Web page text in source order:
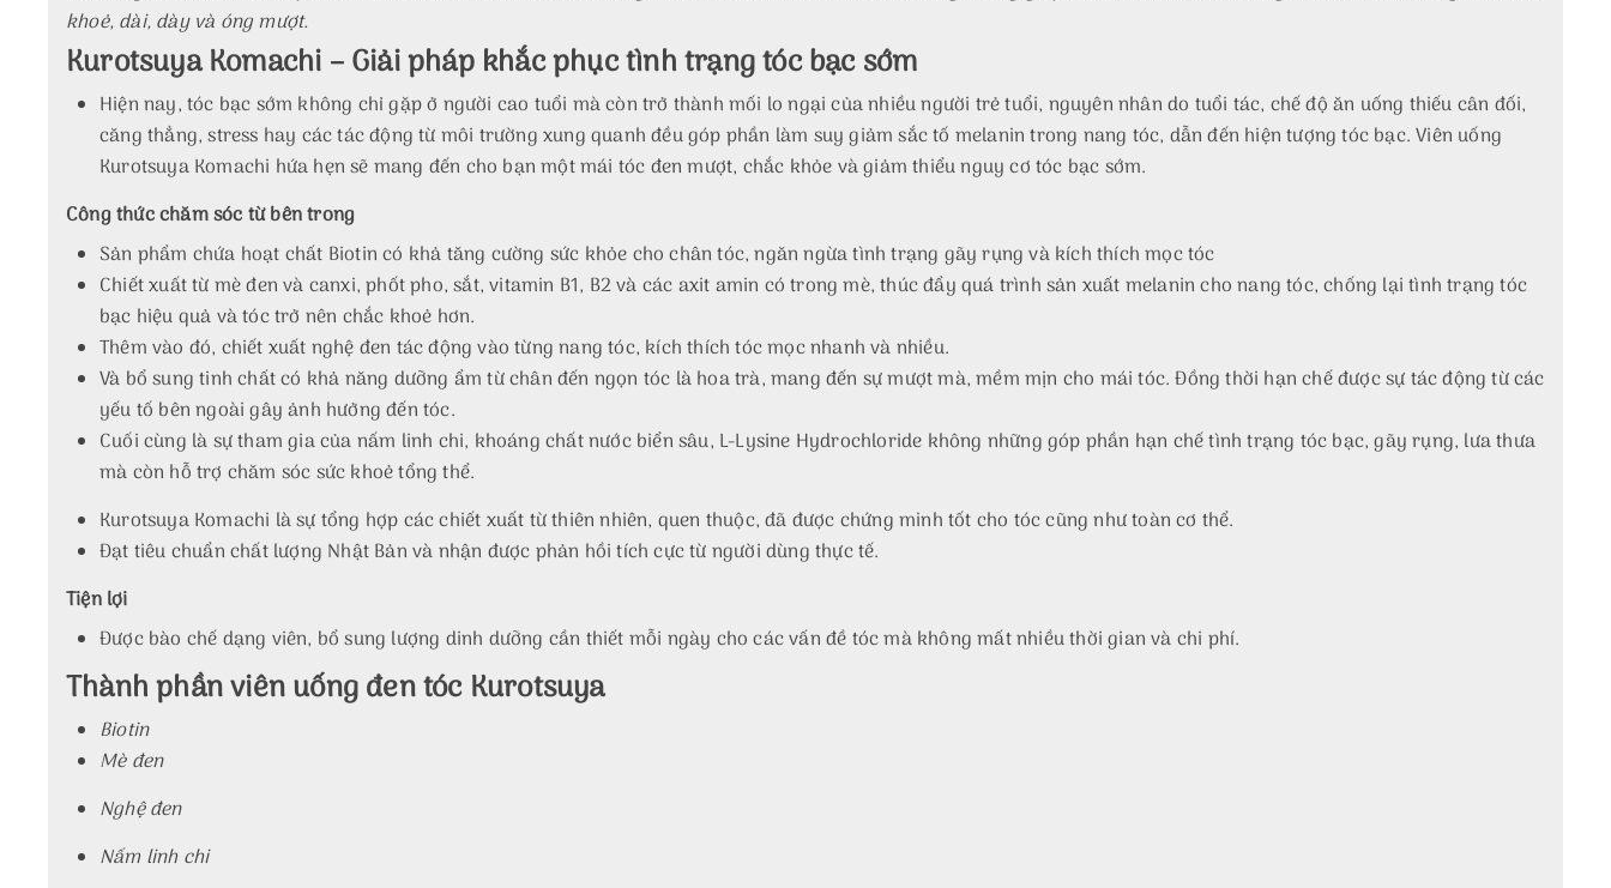
khoẻ, dài, dày và óng mượt.
Kurotsuya Komachi – Giải pháp khắc phục tình trạng tóc bạc sớm
Hiện nay, tóc bạc sớm không chỉ gặp ở người cao tuổi mà còn trở thành mối lo ngại của nhiều người trẻ tuổi, nguyên nhân do tuổi tác, chế độ ăn uống thiếu cân đối,
căng thẳng, stress hay các tác động từ môi trường xung quanh đều góp phần làm suy giảm sắc tố melanin trong nang tóc, dẫn đến hiện tượng tóc bạc. Viên uống
Kurotsuya Komachi hứa hẹn sẽ mang đến cho bạn một mái tóc đen mượt, chắc khỏe và giảm thiểu nguy cơ tóc bạc sớm.
Công thức chăm sóc từ bên trong
Sản phẩm chứa hoạt chất Biotin có khả tăng cường sức khỏe cho chân tóc, ngăn ngừa tình trạng gãy rụng và kích thích mọc tóc
Chiết xuất từ mè đen và canxi, phốt pho, sắt, vitamin B1, B2 và các axit amin có trong mè, thúc đẩy quá trình sản xuất melanin cho nang tóc, chống lại tình trạng tóc
bạc hiệu quả và tóc trở nên chắc khoẻ hơn.
Thêm vào đó, chiết xuất nghệ đen tác động vào từng nang tóc, kích thích tóc mọc nhanh và nhiều.
Và bổ sung tinh chất có khả năng dưỡng ẩm từ chân đến ngọn tóc là hoa trà, mang đến sự mượt mà, mềm mịn cho mái tóc. Đồng thời hạn chế được sự tác động từ các
yếu tố bên ngoài gây ảnh hưởng đến tóc.
Cuối cùng là sự tham gia của nấm linh chi, khoáng chất nước biển sâu, L-Lysine Hydrochloride không những góp phần hạn chế tình trạng tóc bạc, gãy rụng, lưa thưa
mà còn hỗ trợ chăm sóc sức khoẻ tổng thể.
Kurotsuya Komachi là sự tổng hợp các chiết xuất từ thiên nhiên, quen thuộc, đã được chứng minh tốt cho tóc cũng như toàn cơ thể.
Đạt tiêu chuẩn chất lượng Nhật Bản và nhận được phản hồi tích cực từ người dùng thực tế.
Tiện lợi
Được bào chế dạng viên, bổ sung lượng dinh dưỡng cần thiết mỗi ngày cho các vấn đề tóc mà không mất nhiều thời gian và chi phí.
Thành phần viên uống đen tóc Kurotsuya
Biotin
Mè đen
Nghệ đen
Nấm linh chi